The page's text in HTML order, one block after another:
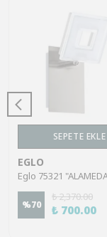
SEPETE EKLE
EGLO
%70
₺ 2,370.00
₺ 700.00